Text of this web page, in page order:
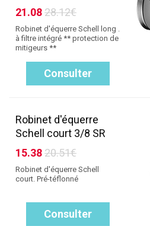
21.0828.12€
Robinet d'équerre Schell long .
à filtre intégré ** protection de
mitigeurs **
Consulter
Robinet d'équerre
Schell court 3/8 SR
15.3820.51€
Robinet d'équerre Schell
court. Pré-téflonné
Consulter